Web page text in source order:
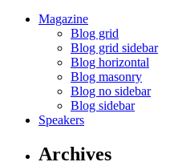
Magazine
Blog grid
Blog grid sidebar
Blog horizontal
Blog masonry
Blog no sidebar
Blog sidebar
Speakers
Archives